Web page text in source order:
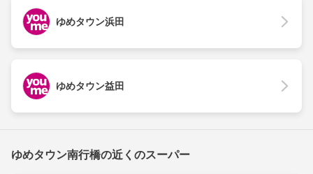
ゆめタウン浜田
ゆめタウン益田
ゆめタウン南行橋の近くのスーパー